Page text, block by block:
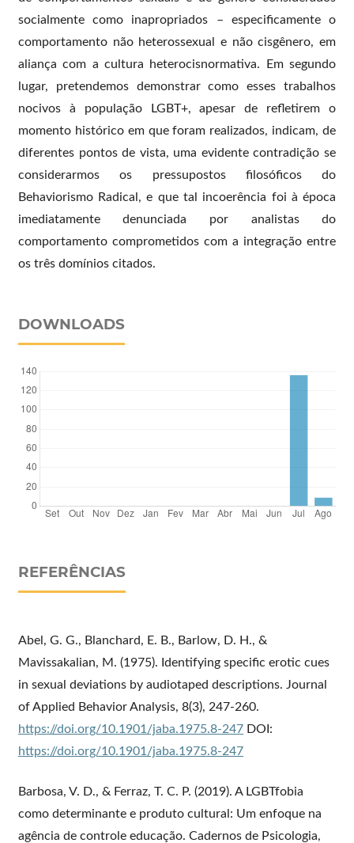
socialmente como inapropriados – especificamente o
comportamento não heterossexual e não cisgênero, em
aliança com a cultura heterocisnormativa. Em segundo
lugar, pretendemos demonstrar como esses trabalhos
nocivos à população LGBT+, apesar de refletirem o
momento histórico em que foram realizados, indicam, de
diferentes pontos de vista, uma evidente contradição se
considerarmos os pressupostos filosóficos do
Behaviorismo Radical, e que tal incoerência foi à época
imediatamente denunciada por analistas do
comportamento comprometidos com a integração entre
os três domínios citados.
DOWNLOADS
REFERÊNCIAS
Abel, G. G., Blanchard, E. B., Barlow, D. H., &
Mavissakalian, M. (1975). Identifying specific erotic cues
in sexual deviations by audiotaped descriptions. Journal
of Applied Behavior Analysis, 8(3), 247-260.
https://doi.org/10.1901/jaba.1975.8-247DOI:
https://doi.org/10.1901/jaba.1975.8-247
Barbosa, V. D., & Ferraz, T. C. P. (2019). A LGBTfobia
como determinante e produto cultural: Um enfoque na
agência de controle educação. Cadernos de Psicologia,